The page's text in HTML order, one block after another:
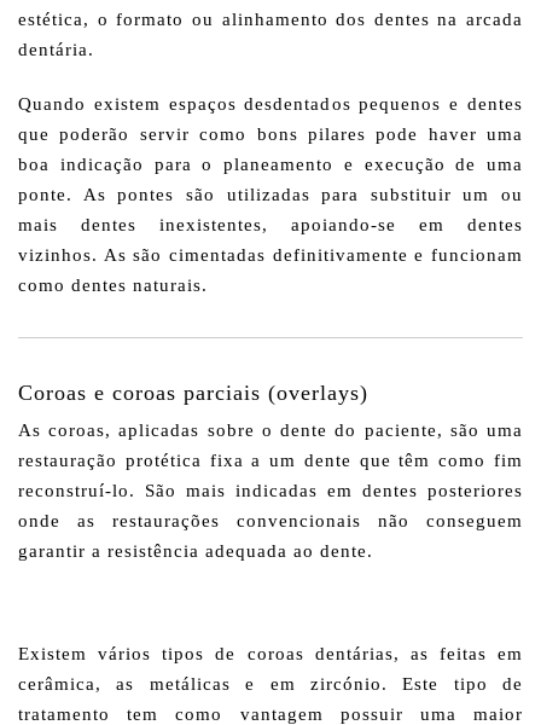
estética, o formato ou alinhamento dos dentes na arcada
dentária.
Quando existem espaços desdentados pequenos e dentes
que poderão servir como bons pilares pode haver uma
boa indicação para o planeamento e execução de uma
ponte. As pontes são utilizadas para substituir um ou
mais dentes inexistentes, apoiando-se em dentes
vizinhos. As são cimentadas definitivamente e funcionam
como dentes naturais.
Coroas e coroas parciais (overlays)
As coroas, aplicadas sobre o dente do paciente, são uma
restauração protética fixa a um dente que têm como fim
reconstruí-lo. São mais indicadas em dentes posteriores
onde as restaurações convencionais não conseguem
garantir a resistência adequada ao dente.
Existem vários tipos de coroas dentárias, as feitas em
cerâmica, as metálicas e em zircónio. Este tipo de
tratamento tem como vantagem possuir uma maior